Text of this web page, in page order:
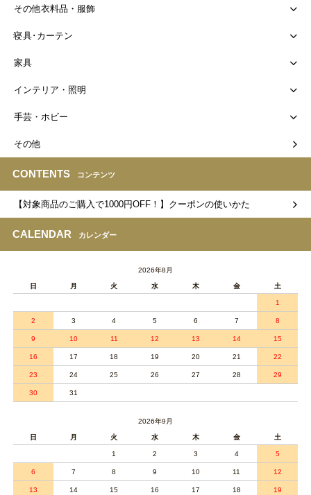
その他衣料品・服飾
寝具･カーテン
家具
インテリア・照明
手芸・ホビー
その他
CONTENTS コンテンツ
【対象商品のご購入で1000円OFF！】クーポンの使いかた
CALENDAR カレンダー
2026年8月
日 月 火 水 木 金 土
1
2 3 4 5 6 7 8
9 10 11 12 13 14 15
16 17 18 19 20 21 22
23 24 25 26 27 28 29
30 31
2026年9月
日 月 火 水 木 金 土
1 2 3 4 5
6 7 8 9 10 11 12
13 14 15 16 17 18 19